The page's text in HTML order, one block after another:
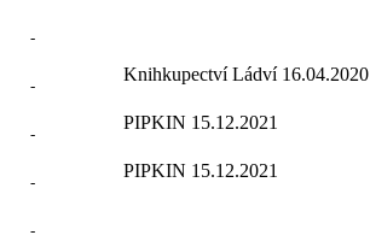
-
-
Knihkupectví Ládví 16.04.2020
-
PIPKIN 15.12.2021
-
PIPKIN 15.12.2021
-